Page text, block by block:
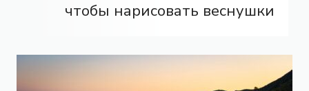
чтобы нарисовать веснушки